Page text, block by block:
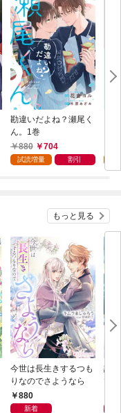
勘違いだよね？瀬尾く
ん。1巻
880
704
試読増量 割引
もっと見る
今世は長生きするつも
りなのでさようなら
880
新着
話
で